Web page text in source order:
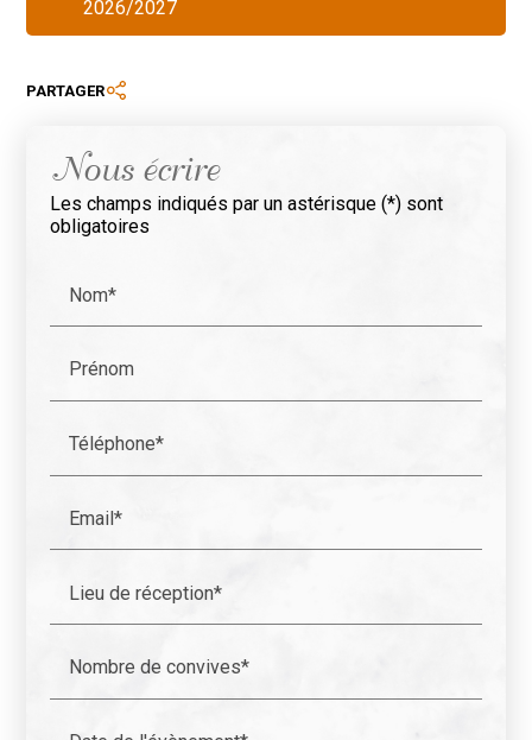
2026/2027
PARTAGER
Nous écrire
Les champs indiqués par un astérisque (*) sont
obligatoires
Nom*
Prénom
Téléphone*
Email*
Lieu de réception*
Nombre de convives*